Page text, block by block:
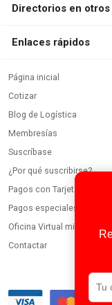
Directorios en otros
Enlaces rápidos
Página inicial
Cotizar
Blog de Logística
Membresías
Suscríbase
¿Por qué suscribirse?
Pagos con Tarjeta
Pagos especiales
Oficina Virtual miembros
Contactar